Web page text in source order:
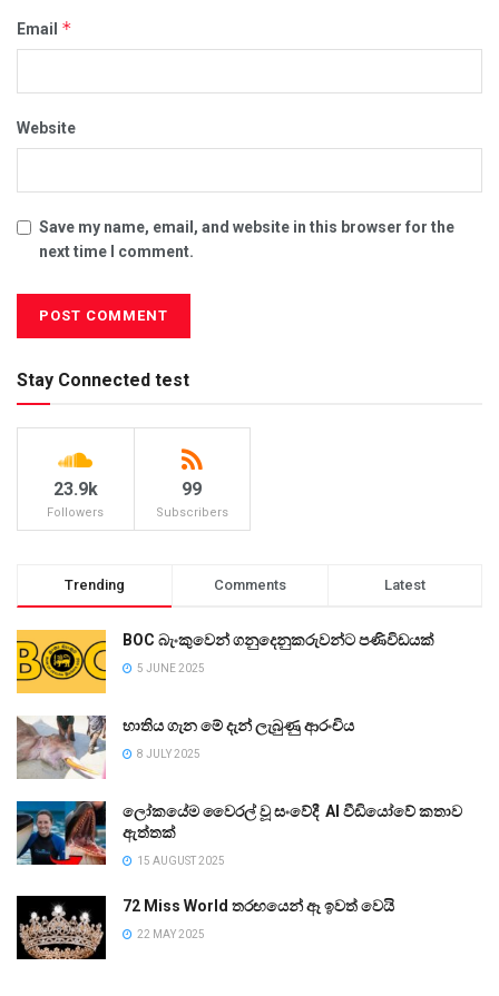
Email *
Website
Save my name, email, and website in this browser for the
next time I comment.
Stay Connected test
23.9k
Followers
99
Subscribers
Trending Comments Latest
BOC බැංකුවෙන් ගනුදෙනුකරුවන්ට පණිවිඩයක්
5 JUNE 2025
භාතිය ගැන මේ දැන් ලැබුණු ආරංචිය
8 JULY 2025
ලෝකයේම වෛරල් වූ සංවේදී AI වීඩියෝවේ කතාව
ඇත්තක්
15 AUGUST 2025
72 Miss World තරඟයෙන් ඈ ඉවත් වෙයි
22 MAY 2025